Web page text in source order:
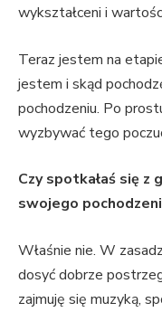
wykształceni i
Teraz jestem na
jestem i skąd
pochodzeniu. Po
wyzbywać tego
Czy spotkałaś się
swojego
Właśnie nie. W
dosyć dobrze
zajmuję się muzyką,